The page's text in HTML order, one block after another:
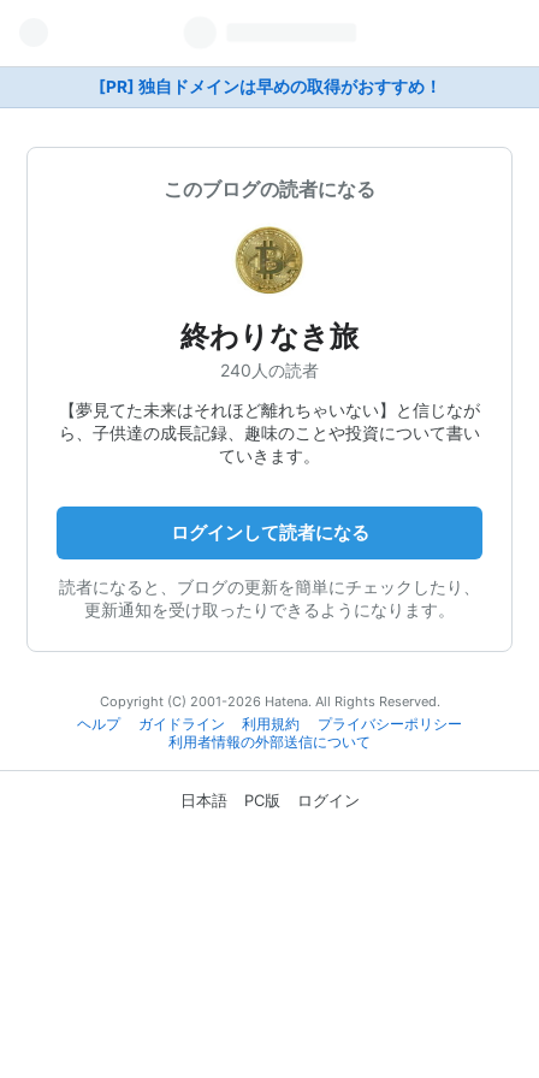
[PR] 独自ドメインは早めの取得がおすすめ！
このブログの読者になる
終わりなき旅
240人の読者
【夢見てた未来はそれほど離れちゃいない】と信じなが
ら、子供達の成長記録、趣味のことや投資について書い
ていきます。
ログインして読者になる
読者になると、ブログの更新を簡単にチェックしたり、
更新通知を受け取ったりできるようになります。
Copyright (C) 2001-2026 Hatena. All Rights Reserved.
ヘルプ
ガイドライン 利用規約
プライバシーポリシー
利用者情報の外部送信について
日本語 PC版 ログイン